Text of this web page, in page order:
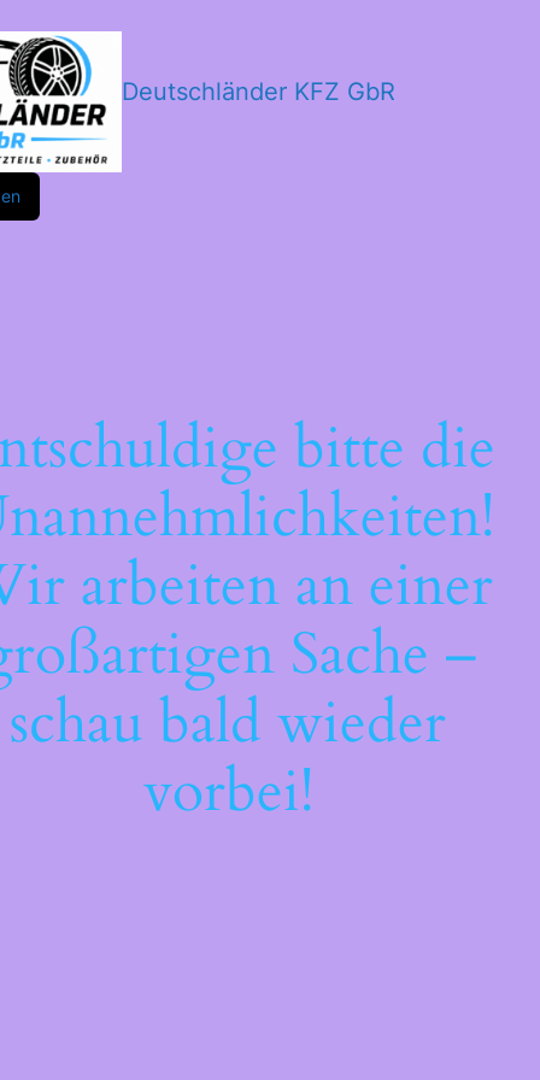
Deutschländer KFZ GbR
bitte die
arbeiten an einer
Sache –
schau bald wieder
vorbei!